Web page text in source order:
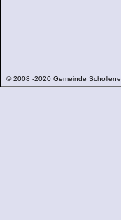
© 2008 -2020 Gemeinde